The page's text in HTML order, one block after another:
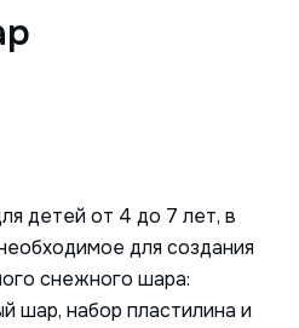
детей от 4 до 7 лет, в
для создания
снежного шара:
шар, набор пластилина и